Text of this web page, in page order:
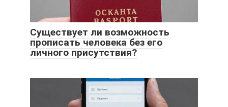
Существует ли возможность
прописать человека без его
личного присутствия?